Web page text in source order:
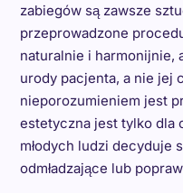
zabiegów są zawsze
przeprowadzone
naturalnie i harmonijnie,
urody pacjenta, a nie jej
nieporozumieniem jest
estetyczna jest tylko dla
młodych ludzi decyduje
odmładzające lub